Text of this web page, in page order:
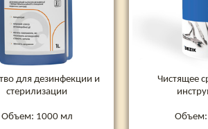
для дезинфекции и
стерилизации
Объем: 1000 мл
Чистящее